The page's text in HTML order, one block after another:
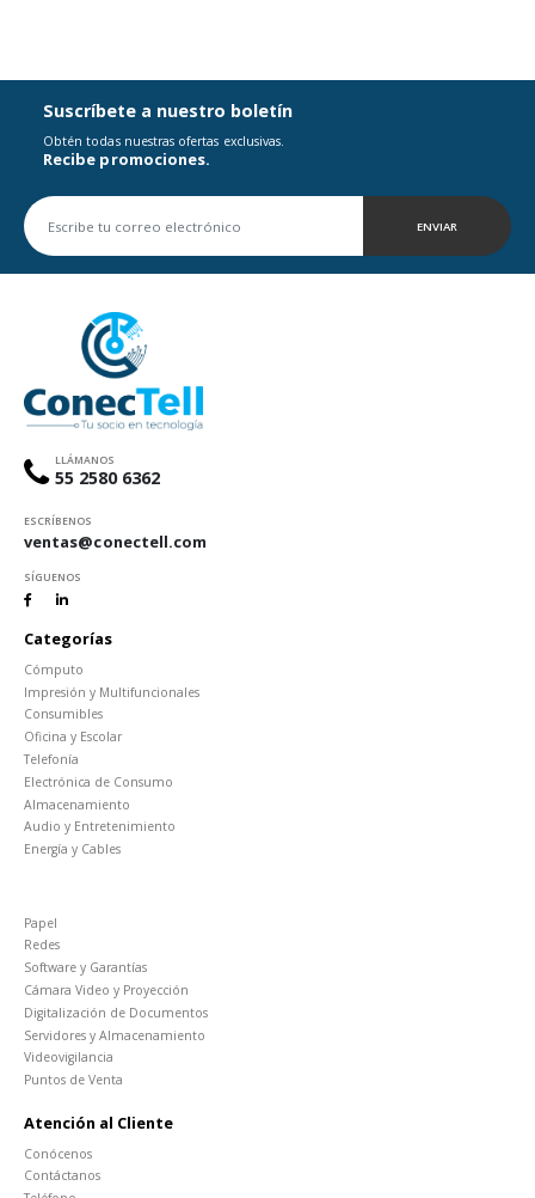
Suscríbete a nuestro boletín
Obtén todas nuestras ofertas exclusivas.
Recibe promociones.
ENVIAR
LLÁMANOS
55 2580 6362
ESCRÍBENOS
ventas@conectell.com
SÍGUENOS
Categorías
Cómputo
Impresión y Multifuncionales
Consumibles
Oficina y Escolar
Telefonía
Electrónica de Consumo
Almacenamiento
Audio y Entretenimiento
Energía y Cables
Papel
Redes
Software y Garantías
Cámara Video y Proyección
Digitalización de Documentos
Servidores y Almacenamiento
Videovigilancia
Puntos de Venta
Atención al Cliente
Conócenos
Contáctanos